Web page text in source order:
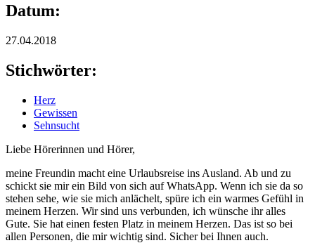
Datum:
27.04.2018
Stichwörter:
Herz
Gewissen
Sehnsucht
Liebe Hörerinnen und Hörer,
meine Freundin macht eine Urlaubsreise ins Ausland. Ab und zu
schickt sie mir ein Bild von sich auf WhatsApp. Wenn ich sie da so
stehen sehe, wie sie mich anlächelt, spüre ich ein warmes Gefühl in
meinem Herzen. Wir sind uns verbunden, ich wünsche ihr alles
Gute. Sie hat einen festen Platz in meinem Herzen. Das ist so bei
allen Personen, die mir wichtig sind. Sicher bei Ihnen auch.